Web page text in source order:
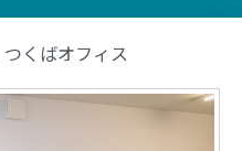
つくばオフィス